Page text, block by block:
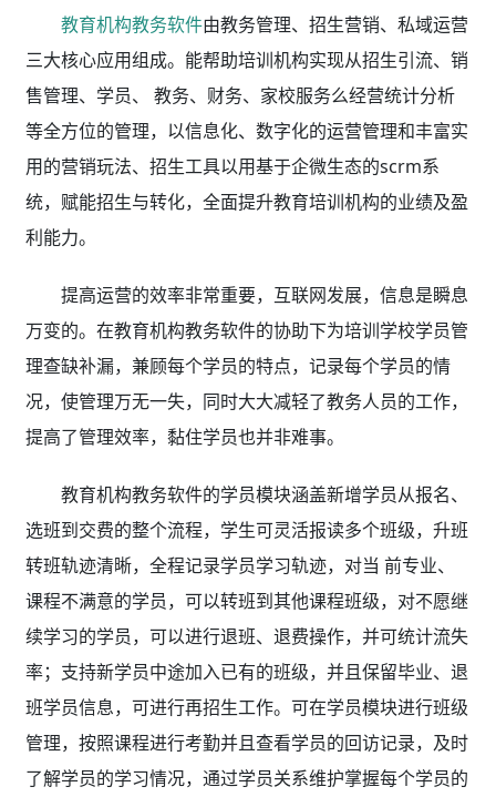
教育机构教务软件由教务管理、招生营销、私域运营
三大核心应用组成。能帮助培训机构实现从招生引流、销
售管理、学员、 教务、财务、家校服务么经营统计分析
等全方位的管理，以信息化、数字化的运营管理和丰富实
用的营销玩法、招生工具以用基于企微生态的scrm系
统，赋能招生与转化，全面提升教育培训机构的业绩及盈
利能力。
提高运营的效率非常重要，互联网发展，信息是瞬息
万变的。 在教育机构教务软件的协助下为培训学校学员管
理查缺补漏，兼顾每个学员的特点，记录每个学员的情
况，使管理万无一失，同时大大减轻了教务人员的工作，
提高了管理效率，黏住学员也并非难事。
教育机构教务软件的学员模块涵盖新增学员从报名、
选班到交费的整个流程，学生可灵活报读多个班级，升班
转班轨迹清晰，全程记录学员学习轨迹，对当 前专业、
课程不满意的学员，可以转班到其他课程班级，对不愿继
续学习的学员，可以进行退班、退费操作，并可统计流失
率；支持新学员中途加入已有的班级，并且保留毕业、退
班学员信息，可进行再招生工作。可在学员模块进行班级
管理，按照课程进行考勤并且查看学员的回访记录，及时
了解学员的学习情况，通过学员关系维护掌握每个学员的